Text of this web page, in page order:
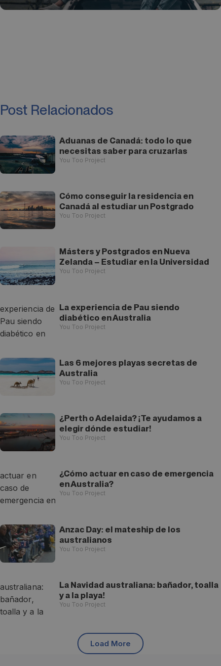
Post Relacionados
Aduanas de Canadá: todo lo que
necesitas saber para cruzarlas
You Too Project
Cómo conseguir la residencia en
Canadá al estudiar un Postgrado
You Too Project
Másters y Postgrados en Nueva
Zelanda – Estudiar en la Universidad
You Too Project
La experiencia de Pau siendo
diabético en Australia
You Too Project
Las 6 mejores playas secretas de
Australia
You Too Project
¿Perth o Adelaida? ¡Te ayudamos a
elegir dónde estudiar!
You Too Project
¿Cómo actuar en caso de emergencia
en Australia?
You Too Project
Anzac Day: el mateship de los
australianos
You Too Project
La Navidad australiana: bañador, toalla
y a la playa!
You Too Project
Load More